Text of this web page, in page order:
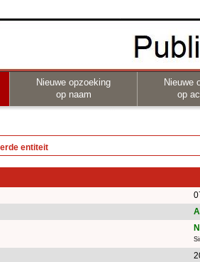
Nieuwe opzoeking
op naam
Nieuwe
op
entiteit